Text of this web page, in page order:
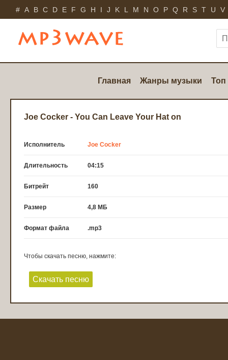
# A B C D E F G H I J K L M N O P Q R S T U V
Главная Жанры музыки Топ
Joe Cocker - You Can Leave Your Hat on
Исполнитель Joe Cocker
Длительность 04:15
Битрейт 160
Размер 4,8 МБ
Формат файла .mp3
Чтобы скачать песню, нажмите:
Скачать песню